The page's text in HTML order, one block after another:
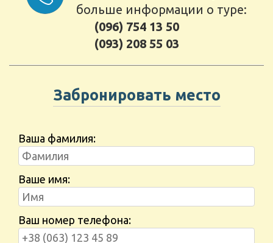
больше информации о туре:
(096) 754 13 50
(093) 208 55 03
Забронировать место
Ваша фамилия:
Ваше имя:
Ваш номер телефона: